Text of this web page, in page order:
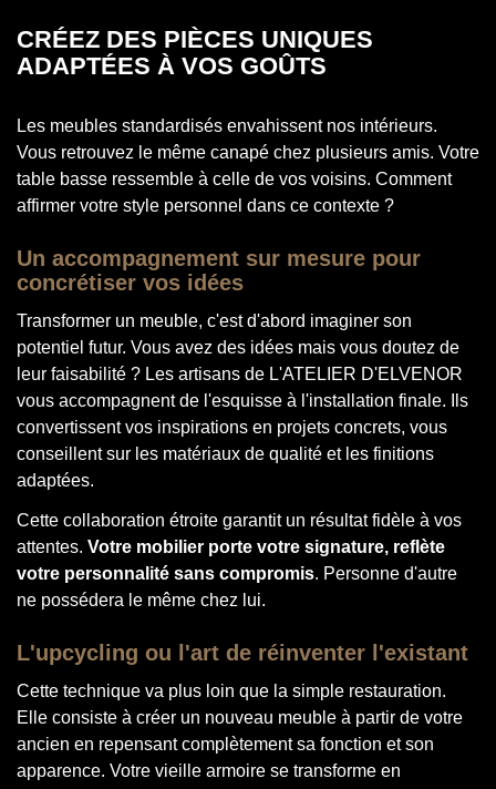
CRÉEZ DES PIÈCES UNIQUES
ADAPTÉES À VOS GOÛTS
Les meubles standardisés envahissent nos intérieurs.
Vous retrouvez le même canapé chez plusieurs amis. Votre
table basse ressemble à celle de vos voisins. Comment
affirmer votre style personnel dans ce contexte ?
Un accompagnement sur mesure pour
concrétiser vos idées
Transformer un meuble, c'est d'abord imaginer son
potentiel futur. Vous avez des idées mais vous doutez de
leur faisabilité ? Les artisans de L'ATELIER D'ELVENOR
vous accompagnent de l'esquisse à l'installation finale. Ils
convertissent vos inspirations en projets concrets, vous
conseillent sur les matériaux de qualité et les finitions
adaptées.
Cette collaboration étroite garantit un résultat fidèle à vos
attentes. Votre mobilier porte votre signature, reflète
votre personnalité sans compromis. Personne d'autre
ne possédera le même chez lui.
L'upcycling ou l'art de réinventer l'existant
Cette technique va plus loin que la simple restauration.
Elle consiste à créer un nouveau meuble à partir de votre
ancien en repensant complètement sa fonction et son
apparence. Votre vieille armoire se transforme en